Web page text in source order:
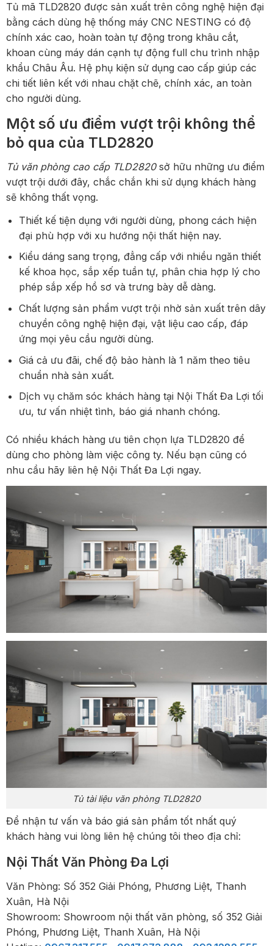
Tủ mã TLD2820 được sản xuất trên công nghệ hiện đại
bằng cách dùng hệ thống máy CNC NESTING có độ
chính xác cao, hoàn toàn tự động trong khâu cắt,
khoan cùng máy dán cạnh tự động full chu trình nhập
khẩu Châu Âu. Hệ phụ kiện sử dụng cao cấp giúp các
chi tiết liên kết với nhau chặt chẽ, chính xác, an toàn
cho người dùng.
Một số ưu điểm vượt trội không thể
bỏ qua của TLD2820
Tủ văn phòng cao cấp TLD2820 sở hữu những ưu điểm
vượt trội dưới đây, chắc chắn khi sử dụng khách hàng
sẽ không thất vọng.
Thiết kế tiện dụng với người dùng, phong cách hiện
đại phù hợp với xu hướng nội thất hiện nay.
Kiểu dáng sang trọng, đẳng cấp với nhiều ngăn thiết
kế khoa học, sắp xếp tuần tự, phân chia hợp lý cho
phép sắp xếp hồ sơ và trưng bày dễ dàng.
Chất lượng sản phẩm vượt trội nhờ sản xuất trên dây
chuyền công nghệ hiện đại, vật liệu cao cấp, đáp
ứng mọi yêu cầu người dùng.
Giá cả ưu đãi, chế độ bảo hành là 1 năm theo tiêu
chuẩn nhà sản xuất.
Dịch vụ chăm sóc khách hàng tại Nội Thất Đa Lợi tối
ưu, tư vấn nhiệt tình, báo giá nhanh chóng.
Có nhiều khách hàng ưu tiên chọn lựa TLD2820 để
dùng cho phòng làm việc công ty. Nếu bạn cũng có
nhu cầu hãy liên hệ Nội Thất Đa Lợi ngay.
Tủ tài liệu văn phòng TLD2820
Để nhận tư vấn và báo giá sản phẩm tốt nhất quý
khách hàng vui lòng liên hệ chúng tôi theo địa chỉ:
Nội Thất Văn Phòng Đa Lợi
Văn Phòng: Số 352 Giải Phóng, Phương Liệt, Thanh
Xuân, Hà Nội
Showroom: Showroom nội thất văn phòng, số 352 Giải
Phóng, Phương Liệt, Thanh Xuân, Hà Nội